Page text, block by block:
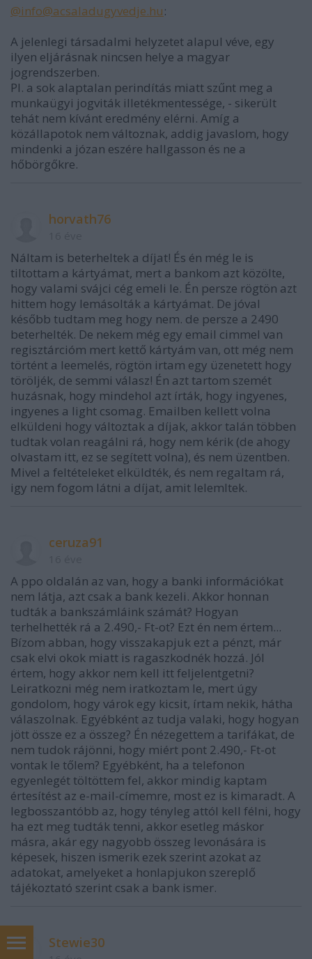
@info@acsaladugyvedje.hu:
A jelenlegi társadalmi helyzetet alapul véve, egy
ilyen eljárásnak nincsen helye a magyar
jogrendszerben.
Pl. a sok alaptalan perindítás miatt szűnt meg a
munkaügyi jogviták illetékmentessége, - sikerült
tehát nem kívánt eredmény elérni. Amíg a
közállapotok nem változnak, addig javaslom, hogy
mindenki a józan eszére hallgasson és ne a
hőbörgőkre.
horvath76
Náltam is beterheltek a díjat! És én még le is
tiltottam a kártyámat, mert a bankom azt közölte,
hogy valami svájci cég emeli le. Én persze rögtön azt
hittem hogy lemásolták a kártyámat. De jóval
később tudtam meg hogy nem. de persze a 2490
beterhelték. De nekem még egy email cimmel van
regisztárcióm mert kettő kártyám van, ott még nem
történt a leemelés, rögtön irtam egy üzenetett hogy
töröljék, de semmi válasz! Én azt tartom szemét
huzásnak, hogy mindehol azt írták, hogy ingyenes,
ingyenes a light csomag. Emailben kellett volna
elküldeni hogy változtak a díjak, akkor talán többen
tudtak volan reagálni rá, hogy nem kérik (de ahogy
olvastam itt, ez se segített volna), és nem üzentben.
Mivel a feltételeket elküldték, és nem regaltam rá,
igy nem fogom látni a díjat, amit lelemltek.
ceruza91
A ppo oldalán az van, hogy a banki információkat
nem látja, azt csak a bank kezeli. Akkor honnan
tudták a bankszámláink számát? Hogyan
terhelhették rá a 2.490,- Ft-ot? Ezt én nem értem...
Bízom abban, hogy visszakapjuk ezt a pénzt, már
csak elvi okok miatt is ragaszkodnék hozzá. Jól
értem, hogy akkor nem kell itt feljelentgetni?
Leiratkozni még nem iratkoztam le, mert úgy
gondolom, hogy várok egy kicsit, írtam nekik, hátha
válaszolnak. Egyébként az tudja valaki, hogy hogyan
jött össze ez a összeg? Én nézegettem a tarifákat, de
nem tudok rájönni, hogy miért pont 2.490,- Ft-ot
vontak le tőlem? Egyébként, ha a telefonon
egyenlegét töltöttem fel, akkor mindig kaptam
értesítést az e-mail-címemre, most ez is kimaradt. A
legbosszantóbb az, hogy tényleg attól kell félni, hogy
ha ezt meg tudták tenni, akkor esetleg máskor
másra, akár egy nagyobb összeg levonására is
képesek, hiszen ismerik ezek szerint azokat az
adatokat, amelyeket a honlapjukon szereplő
tájékoztató szerint csak a bank ismer.
Stewie30